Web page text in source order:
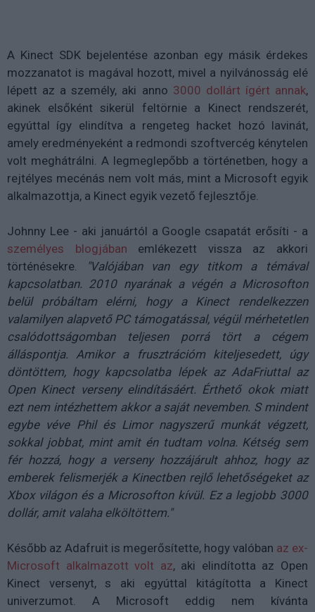
A Kinect SDK bejelentése azonban egy másik érdekes
mozzanatot is magával hozott, mivel a nyilvánosság elé
lépett az a személy, aki anno 3000 dollárt ígért annak,
akinek elsőként sikerül feltörnie a Kinect rendszerét,
egyúttal így elindítva a rengeteg hacket hozó lavinát,
amely eredményeként a redmondi szoftvercég kénytelen
volt meghátrálni. A legmeglepőbb a történetben, hogy a
rejtélyes mecénás nem volt más, mint a Microsoft egyik
alkalmazottja, a Kinect egyik vezető fejlesztője.
Johnny Lee - aki januártól a Google csapatát erősíti - a
személyes blogjában emlékezett vissza az akkori
történésekre.
"Valójában van egy titkom a témával
kapcsolatban. 2010 nyarának a végén a Microsofton
belül próbáltam elérni, hogy a Kinect rendelkezzen
valamilyen alapvető PC támogatással, végül mérhetetlen
csalódottságomban teljesen porrá tört a cégem
álláspontja. Amikor a frusztrációm kiteljesedett, úgy
döntöttem, hogy kapcsolatba lépek az AdaFriuttal az
Open Kinect verseny elindításáért. Érthető okok miatt
ezt nem intézhettem akkor a saját nevemben. S mindent
egybe véve Phil és Limor nagyszerű munkát végzett,
sokkal jobbat, mint amit én tudtam volna. Kétség sem
fér hozzá, hogy a verseny hozzájárult ahhoz, hogy az
emberek felismerjék a Kinectben rejlő lehetőségeket az
Xbox világon és a Microsofton kívül. Ez a legjobb 3000
dollár, amit valaha elköltöttem."
Később az Adafruit is megerősítette, hogy valóban az ex-
Microsoft alkalmazott volt az, aki elindította az Open
Kinect versenyt, s aki egyúttal kitágította a Kinect
univerzumot. A Microsoft eddig nem kívánta